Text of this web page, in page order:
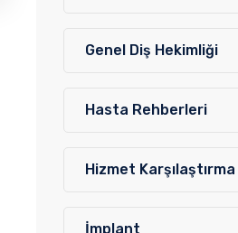
Genel Diş Hekimliği
Hasta Rehberleri
Hizmet Karşılaştırma
İmplant